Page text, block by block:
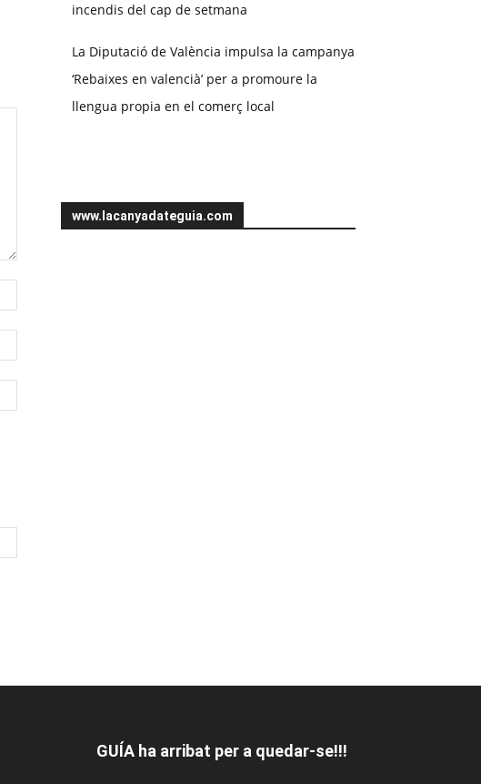
incendis del cap de setmana
La Diputació de València impulsa la campanya
‘Rebaixes en valencià’ per a promoure la
llengua propia en el comerç local
www.lacanyadateguia.com
GUÍA ha arribat per a quedar-se!!!